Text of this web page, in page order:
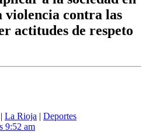
violencia contra las
actitudes de respeto
| La Rioja | Deportes
9:52 am